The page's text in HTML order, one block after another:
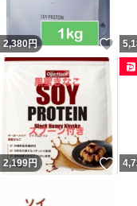
2,380円 い
2,199円 い